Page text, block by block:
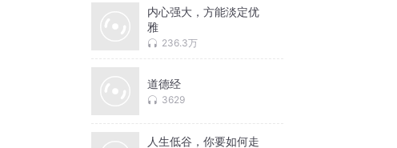
内心强大，方能淡定优
雅
236.3万
道德经
3629
人生低谷，你要如何走